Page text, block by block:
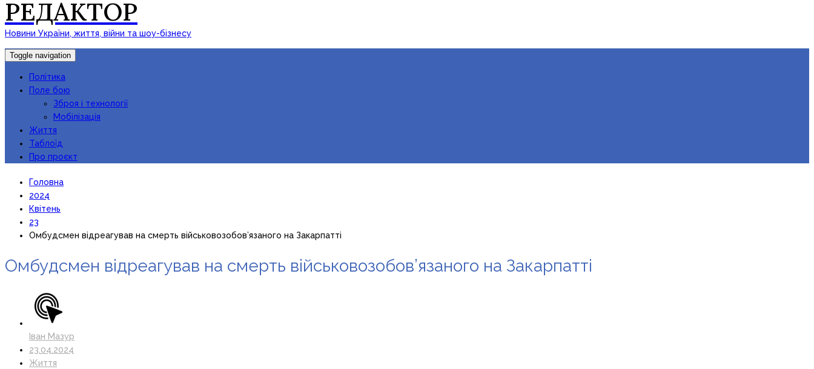
РЕДАКТОР
Новини України, життя, війни та шоу-бізнесу
Toggle navigation
Політика
Поле бою
Зброя і технології
Мобілізація
Життя
Таблоїд
Про проєкт
Головна
2024
Квітень
23
Омбудсмен відреагував на смерть військовозобов’язаного на Закарпатті
Омбудсмен відреагував на смерть військовозобов’язаного на Закарпатті
Іван Мазур
23.04.2024
Життя